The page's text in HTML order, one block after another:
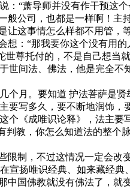
“萧导师并没有作干预这
公司，也都是一样啊！
这事情怎么样都不用管，
：“那我要你这个没有用
尊托付的，不是自己想当
间法、佛法，他是完全
月。要知道 护法菩萨是
写多久，要不断地润饰
《成唯识论释》，法主
教，你怎么知道法的整
制，不过这情况一定会改
扬唯识经典、如来藏经
国佛教就没有佛法了，